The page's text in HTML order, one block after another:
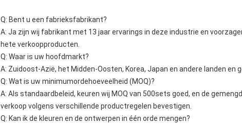
Q: Bent u een fabrieksfabrikant?
A: Ja zijn wij fabrikant met 13 jaar ervarings in deze industrie en
hete verkoopproducten.
Q: Waar is uw hoofdmarkt?
A: Zuidoost-Azië, het Midden-Oosten, Korea, Japan en andere landen en
Q: Wat is uw minimumordehoeveelheid (MOQ)?
A: Als standaardbeleid, keuren wij MOQ van 500sets goed, en de
verkoop volgens verschillende productregelen bevestigen.
Q: Kan ik de kleuren en de ontwerpen in één orde mengen?